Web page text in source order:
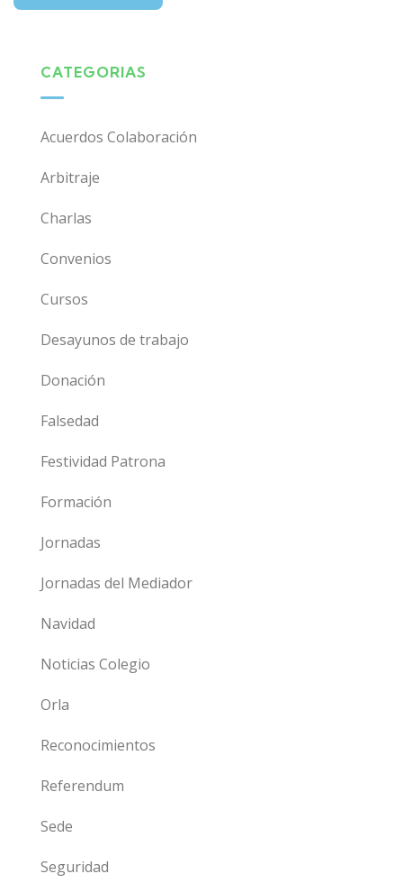
CATEGORIAS
Acuerdos Colaboración
Arbitraje
Charlas
Convenios
Cursos
Desayunos de trabajo
Donación
Falsedad
Festividad Patrona
Formación
Jornadas
Jornadas del Mediador
Navidad
Noticias Colegio
Orla
Reconocimientos
Referendum
Sede
Seguridad